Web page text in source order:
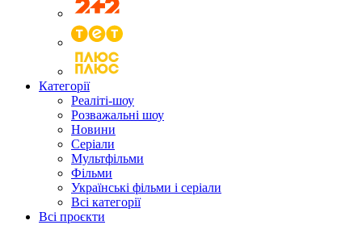
Категорії
Реаліті-шоу
Розважальні шоу
Новини
Серіали
Мультфільми
Фільми
Українські фільми і серіали
Всі категорії
Всі проєкти